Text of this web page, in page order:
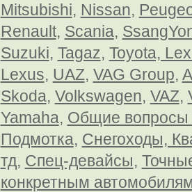
Mitsubishi, Nissan,
Renault, Scania,
Suzuki, Tagaz, Toyota,
Lexus, UAZ, VAG Group,
Skoda, Volkswagen, VAZ,
Yamaha, Общие вопросы
Подмотка, Снегоходы,
тд, Спец-девайсы,
конкретным